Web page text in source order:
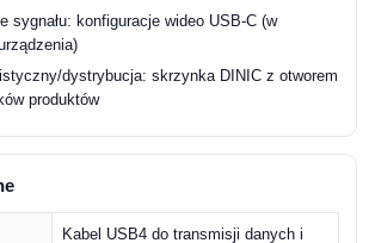
sygnału: konfiguracje wideo USB-C (w
dystrybucja: skrzynka DINIC z otworem
produktów
Kabel USB4 do transmisji danych i